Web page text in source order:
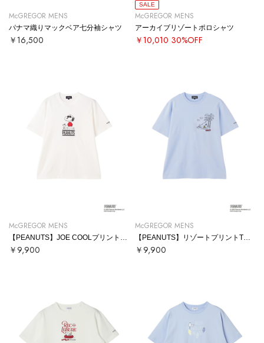
McGREGOR MENS
パナマ織りマックベア七分袖シャツ
￥16,500
SALE
McGREGOR MENS
アーカイブリゾートポロシャツ
￥10,010 30%OFF
McGREGOR MENS
￥9,900
McGREGOR MENS
￥9,900